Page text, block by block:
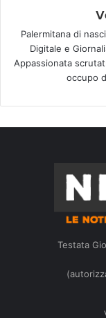
Palermitana di
Digitale e
Appassionata
occupo
Testata